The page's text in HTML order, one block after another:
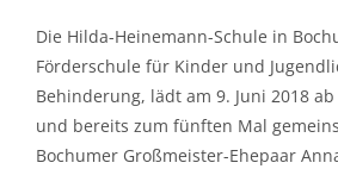
Die Hilda-Heinemann-Schule in
Förderschule für Kinder und
Behinderung, lädt am 9. Juni 2018
und bereits zum fünften Mal
Bochumer Großmeister-Ehepaar